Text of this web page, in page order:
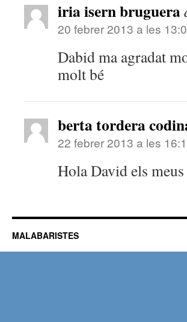
iria isern bruguera
20 febrer 2013 a les
Dabid ma agradat
molt bé
berta tordera
22 febrer 2013 a les
Hola David els
MALABARISTES